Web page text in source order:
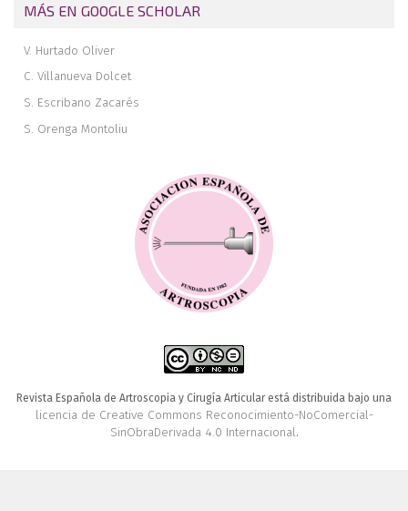
MÁS EN GOOGLE SCHOLAR
V. Hurtado Oliver
C. Villanueva Dolcet
S. Escribano Zacarés
S. Orenga Montoliu
Revista Española de Artroscopia y Cirugía Articular está distribuida bajo una
licencia de Creative Commons Reconocimiento-NoComercial-
SinObraDerivada 4.0 Internacional.